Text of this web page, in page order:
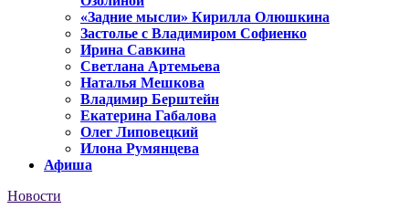
«Задние мысли» Кирилла Олюшкина
Застолье с Владимиром Софиенко
Ирина Савкина
Светлана Артемьева
Наталья Мешкова
Владимир Берштейн
Екатерина Габалова
Олег Липовецкий
Илона Румянцева
Афиша
Новости